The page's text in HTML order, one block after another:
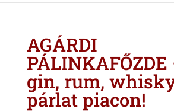
AGÁRDI
gin, rum,
párlat piacon!